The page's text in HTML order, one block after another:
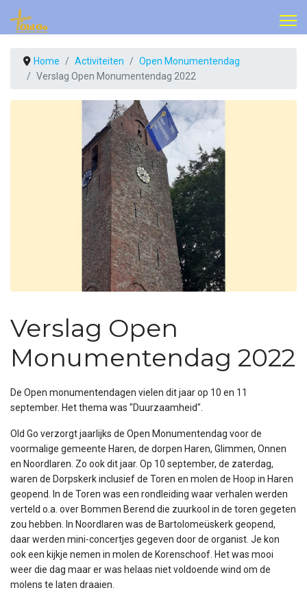
Home Activiteiten
Open Monumentendag
Verslag Open Monumentendag 2022
Verslag Open
Monumentendag 2022
De Open monumentendagen vielen dit jaar op 10 en 11
september. Het thema was "Duurzaamheid".
Old Go verzorgt jaarlijks de Open Monumentendag voor de
voormalige gemeente Haren, de dorpen Haren, Glimmen, Onnen
en Noordlaren. Zo ook dit jaar. Op 10 september, de zaterdag,
waren de Dorpskerk inclusief de Toren en molen de Hoop in Haren
geopend. In de Toren was een rondleiding waar verhalen werden
verteld o.a. over Bommen Berend die zuurkool in de toren gegeten
zou hebben. In Noordlaren was de Bartolomeüskerk geopend,
daar werden mini-concertjes gegeven door de organist. Je kon
ook een kijkje nemen in molen de Korenschoof. Het was mooi
weer die dag maar er was helaas niet voldoende wind om de
molens te laten draaien.